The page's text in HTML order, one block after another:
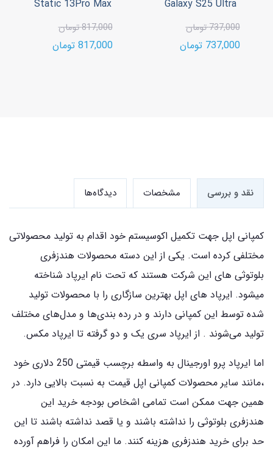
Galaxy S25 Ultra
737,000 تومان
737,000 تومان
Static 13Pro Max
817,000 تومان
817,000 تومان
نقد و بررسی مشخصات دیدگاه‌ها
کمپانی اپل جهت تکمیل اکوسیستم خود اقدام به تولید محصولاتی
مختلفی کرده است. یکی از این دسته محصولات هندزفری
بلوتوثی های این شرکت هستند که تحت نام ایرپاد شناخته
میشود. ایرپاد های اپل بهترین سازگاری را با محصولات تولید
شده توسط این کمپانی دارند و در رده بندی‌ها و مدل‌های مختلف
تولید می‌شوند . از ایرپاد سری یک و دو گرفته تا ایرپاد مکس.
اما ایرپاد پرو اورجینال به واسطه برچسب قیمتی 250 دلاری خود
،مانند سایر محصولات کمپانی اپل قیمت به نسبت بالایی دارد. در
همین جهت ممکن است تمامی اشخاص بودجه خرید این
هندزفری بلوتوثی را نداشته باشند و یا قصد نداشته باشند تا این
حد برای خرید هندزفری هزینه کنند. ما این امکان را فراهم آورده